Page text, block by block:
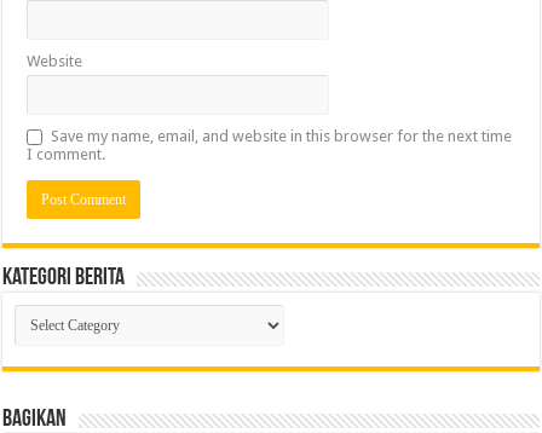
Website
Save my name, email, and website in this browser for the next time
I comment.
Kategori Berita
Kategori
Berita
Bagikan